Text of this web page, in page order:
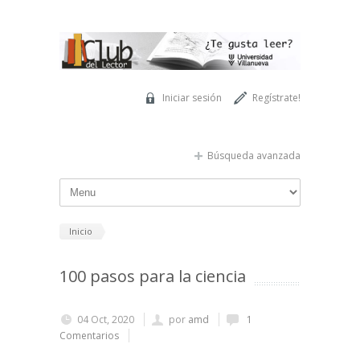
Regístrate!
Iniciar sesión
Búsqueda avanzada
Inicio
100 pasos para la ciencia
04 Oct, 2020 por amd
1
Comentarios